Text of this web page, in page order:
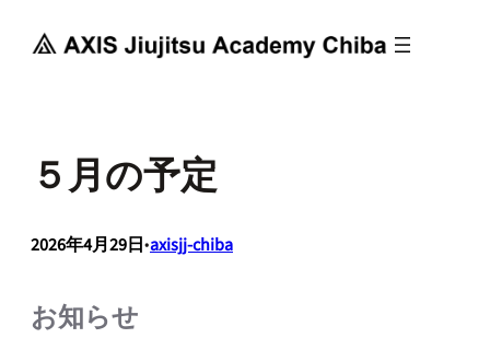
５月の予定
2026年4月29日•axisjj-chiba
お知らせ